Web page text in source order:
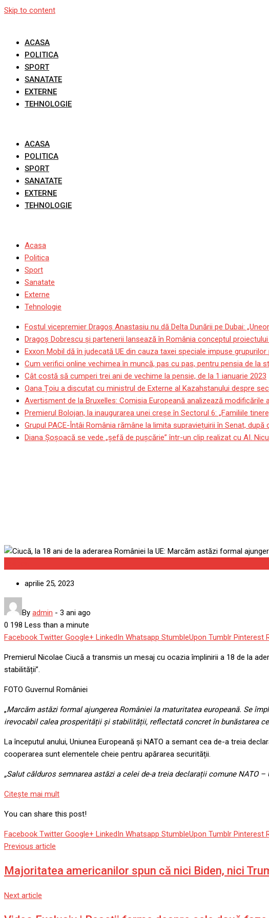
Skip to content
ACASA
POLITICA
SPORT
SANATATE
EXTERNE
TEHNOLOGIE
ACASA
POLITICA
SPORT
SANATATE
EXTERNE
TEHNOLOGIE
Acasa
Politica
Sport
Sanatate
Externe
Tehnologie
Fostul vicepremier Dragoș Anastasiu nu dă Delta Dunării pe Dubai:
Dragoş Dobrescu şi partenerii lansează în România conceptul
Exxon Mobil dă în judecată UE din cauza taxei speciale impuse
Cum verifici online vechimea în muncă, pas cu pas, pentru pensia de la
Cât costă să cumperi trei ani de vechime la pensie, de la 1 ianuarie 2023
Oana Țoiu a discutat cu ministrul de Externe al Kazahstanului despre
Avertisment de la Bruxelles: Comisia Europeană analizează modificările
Premierul Bolojan, la inaugurarea unei creșe în Sectorul 6: „Familiile
Grupul PACE-Întâi România rămâne la limita supraviețuirii în Senat,
Diana Șoșoacă se vede „șefă de pușcărie” într-un clip realizat cu AI.
aprilie 25, 2023
By admin - 3 ani ago
0 198 Less than a minute
Facebook Twitter Google+ LinkedIn Whatsapp StumbleUpon Tumblr Pinterest
Premierul Nicolae Ciucă a transmis un mesaj cu ocazia împlinirii a 18 de la
stabilității”.
FOTO Guvernul României
„Marcăm astăzi formal ajungerea României la maturitatea europeană. Se
irevocabil calea prosperității și stabilității, reflectată concret în bunăstarea
La începutul anului, Uniunea Europeană și NATO a semant cea de-a treia
cooperarea sunt elementele cheie pentru apărarea securității.
„Salut călduros semnarea astăzi a celei de-a treia declarații comune NATO
Citeşte mai mult
You can share this post!
Facebook Twitter Google+ LinkedIn Whatsapp StumbleUpon Tumblr Pinterest
Previous article
Majoritatea americanilor spun că nici Biden, nici
Next article